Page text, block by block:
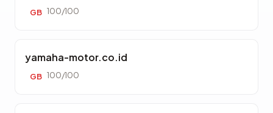
GB 100/100
yamaha-motor.co.id
GB 100/100